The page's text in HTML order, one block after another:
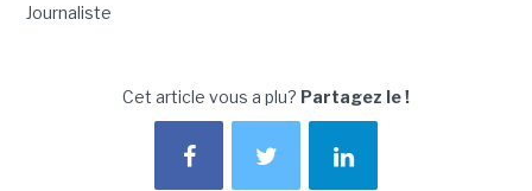
Journaliste
Cet article vous a plu? Partagez le !